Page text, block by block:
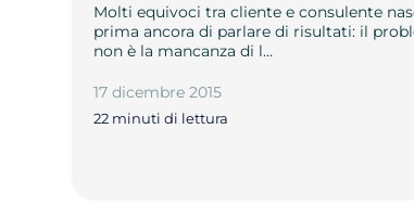
Molti equivoci tra cliente e consulente
prima ancora di parlare di risultati: il
non è la mancanza di l…
17 dicembre 2015
22 minuti di lettura